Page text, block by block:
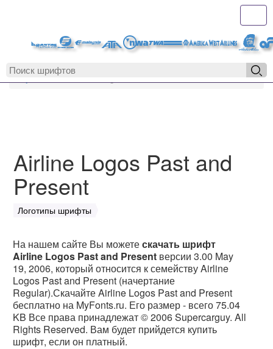
MyFonts.ru
Airline Logos Past and
Present
Логотипы шрифты
На нашем сайте Вы можетескачать шрифт
Airline Logos Past and Present версии 3.00 May
19, 2006, который относится к семейству Airline
Logos Past and Present (начертание
Regular).Скачайте Airline Logos Past and Present
бесплатно на MyFonts.ru. Его размер - всего 75.04
KB Все права принадлежат © 2006 Supercarguy. All
Rights Reserved. Вам будет прийдется купить
шрифт, если он платный.